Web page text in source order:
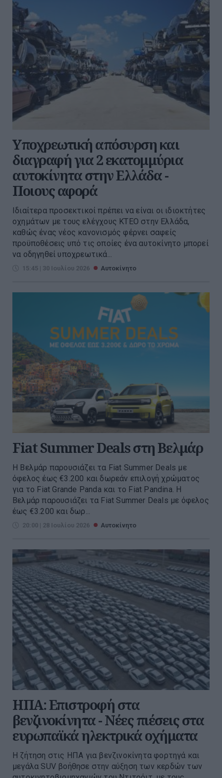
Υποχρεωτική απόσυρση και
διαγραφή για 2 εκατομμύρια
αυτοκίνητα στην Ελλάδα -
Ποιους αφορά
Ιδιαίτερα προσεκτικοί πρέπει να είναι οι ιδιοκτήτες
οχημάτων με τους ελέγχους ΚΤΕΟ στην Ελλάδα,
καθώς ένας νέος κανονισμός φέρνει σαφείς
προϋποθέσεις υπό τις οποίες ένα αυτοκίνητο μπορεί
να οδηγηθεί υποχρεωτικά...
15:45 | 30 Ιουλίου 2026 Αυτοκίνητο
Fiat Summer Deals στη Βελμάρ
Η Βελμάρ παρουσιάζει τα Fiat Summer Deals με
όφελος έως €3.200 και δωρεάν επιλογή χρώματος
για το Fiat Grande Panda και το Fiat Pandina. Η
Βελμάρ παρουσιάζει τα Fiat Summer Deals με όφελος
έως €3.200 και δωρ...
20:00 | 28 Ιουλίου 2026 Αυτοκίνητο
ΗΠΑ: Επιστροφή στα
βενζινοκίνητα - Νέες πιέσεις στα
ευρωπαϊκά ηλεκτρικά οχήματα
Η ζήτηση στις ΗΠΑ για βενζινοκίνητα φορτηγά και
μεγάλα SUV βοήθησε στην αύξηση των κερδών των